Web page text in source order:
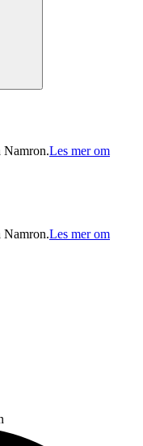
Namron.Les mer om
Namron.Les mer om